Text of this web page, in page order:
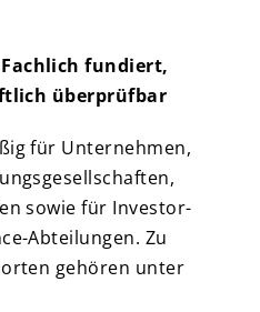
fundiert,
überprüfbar
für Unternehmen,
sowie für Investor-
Abteilungen. Zu
gehören unter